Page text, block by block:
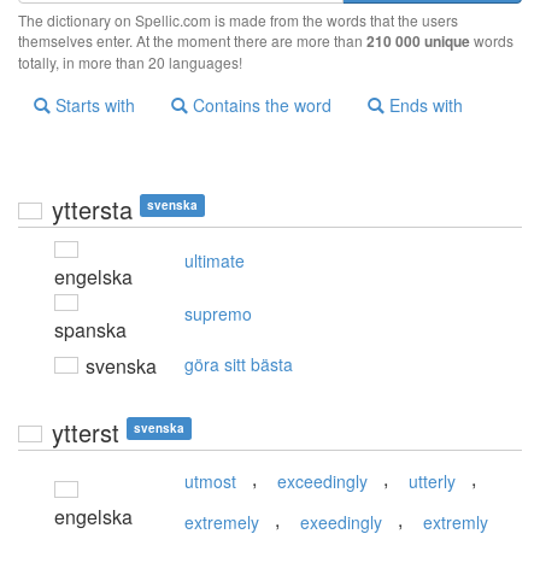
The dictionary on Spellic.com is made from the words that the users
themselves enter. At the moment there are more than 210 000 uniquewords
totally, in more than 20 languages!
Starts with Contains the word Ends with
yttersta svenska
engelska
ultimate
spanska
supremo
svenska göra sitt bästa
ytterst svenska
engelska
utmost , exceedingly , utterly ,
extremely , exeedingly , extremly